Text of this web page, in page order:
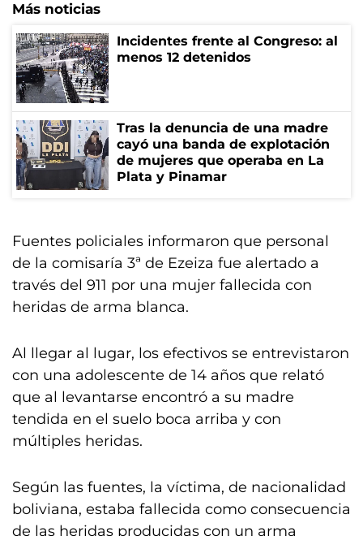
Más noticias
Incidentes frente al Congreso: al
menos 12 detenidos
Tras la denuncia de una madre
cayó una banda de explotación
de mujeres que operaba en La
Plata y Pinamar
Fuentes policiales informaron que personal
de la comisaría 3ª de Ezeiza fue alertado a
través del 911 por una mujer fallecida con
heridas de arma blanca.
Al llegar al lugar, los efectivos se entrevistaron
con una adolescente de 14 años que relató
que al levantarse encontró a su madre
tendida en el suelo boca arriba y con
múltiples heridas.
Según las fuentes, la víctima, de nacionalidad
boliviana, estaba fallecida como consecuencia
de las heridas producidas con un arma